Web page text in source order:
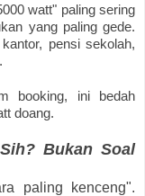
watt" paling sering
yang paling gede.
pensi sekolah,
booking, ini bedah
doang.
Bukan Soal
paling kenceng".